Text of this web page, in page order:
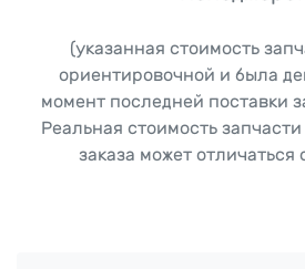
(указанная стоимость
ориентировочной и была
момент последней поставки
Реальная стоимость
заказа может отличаться